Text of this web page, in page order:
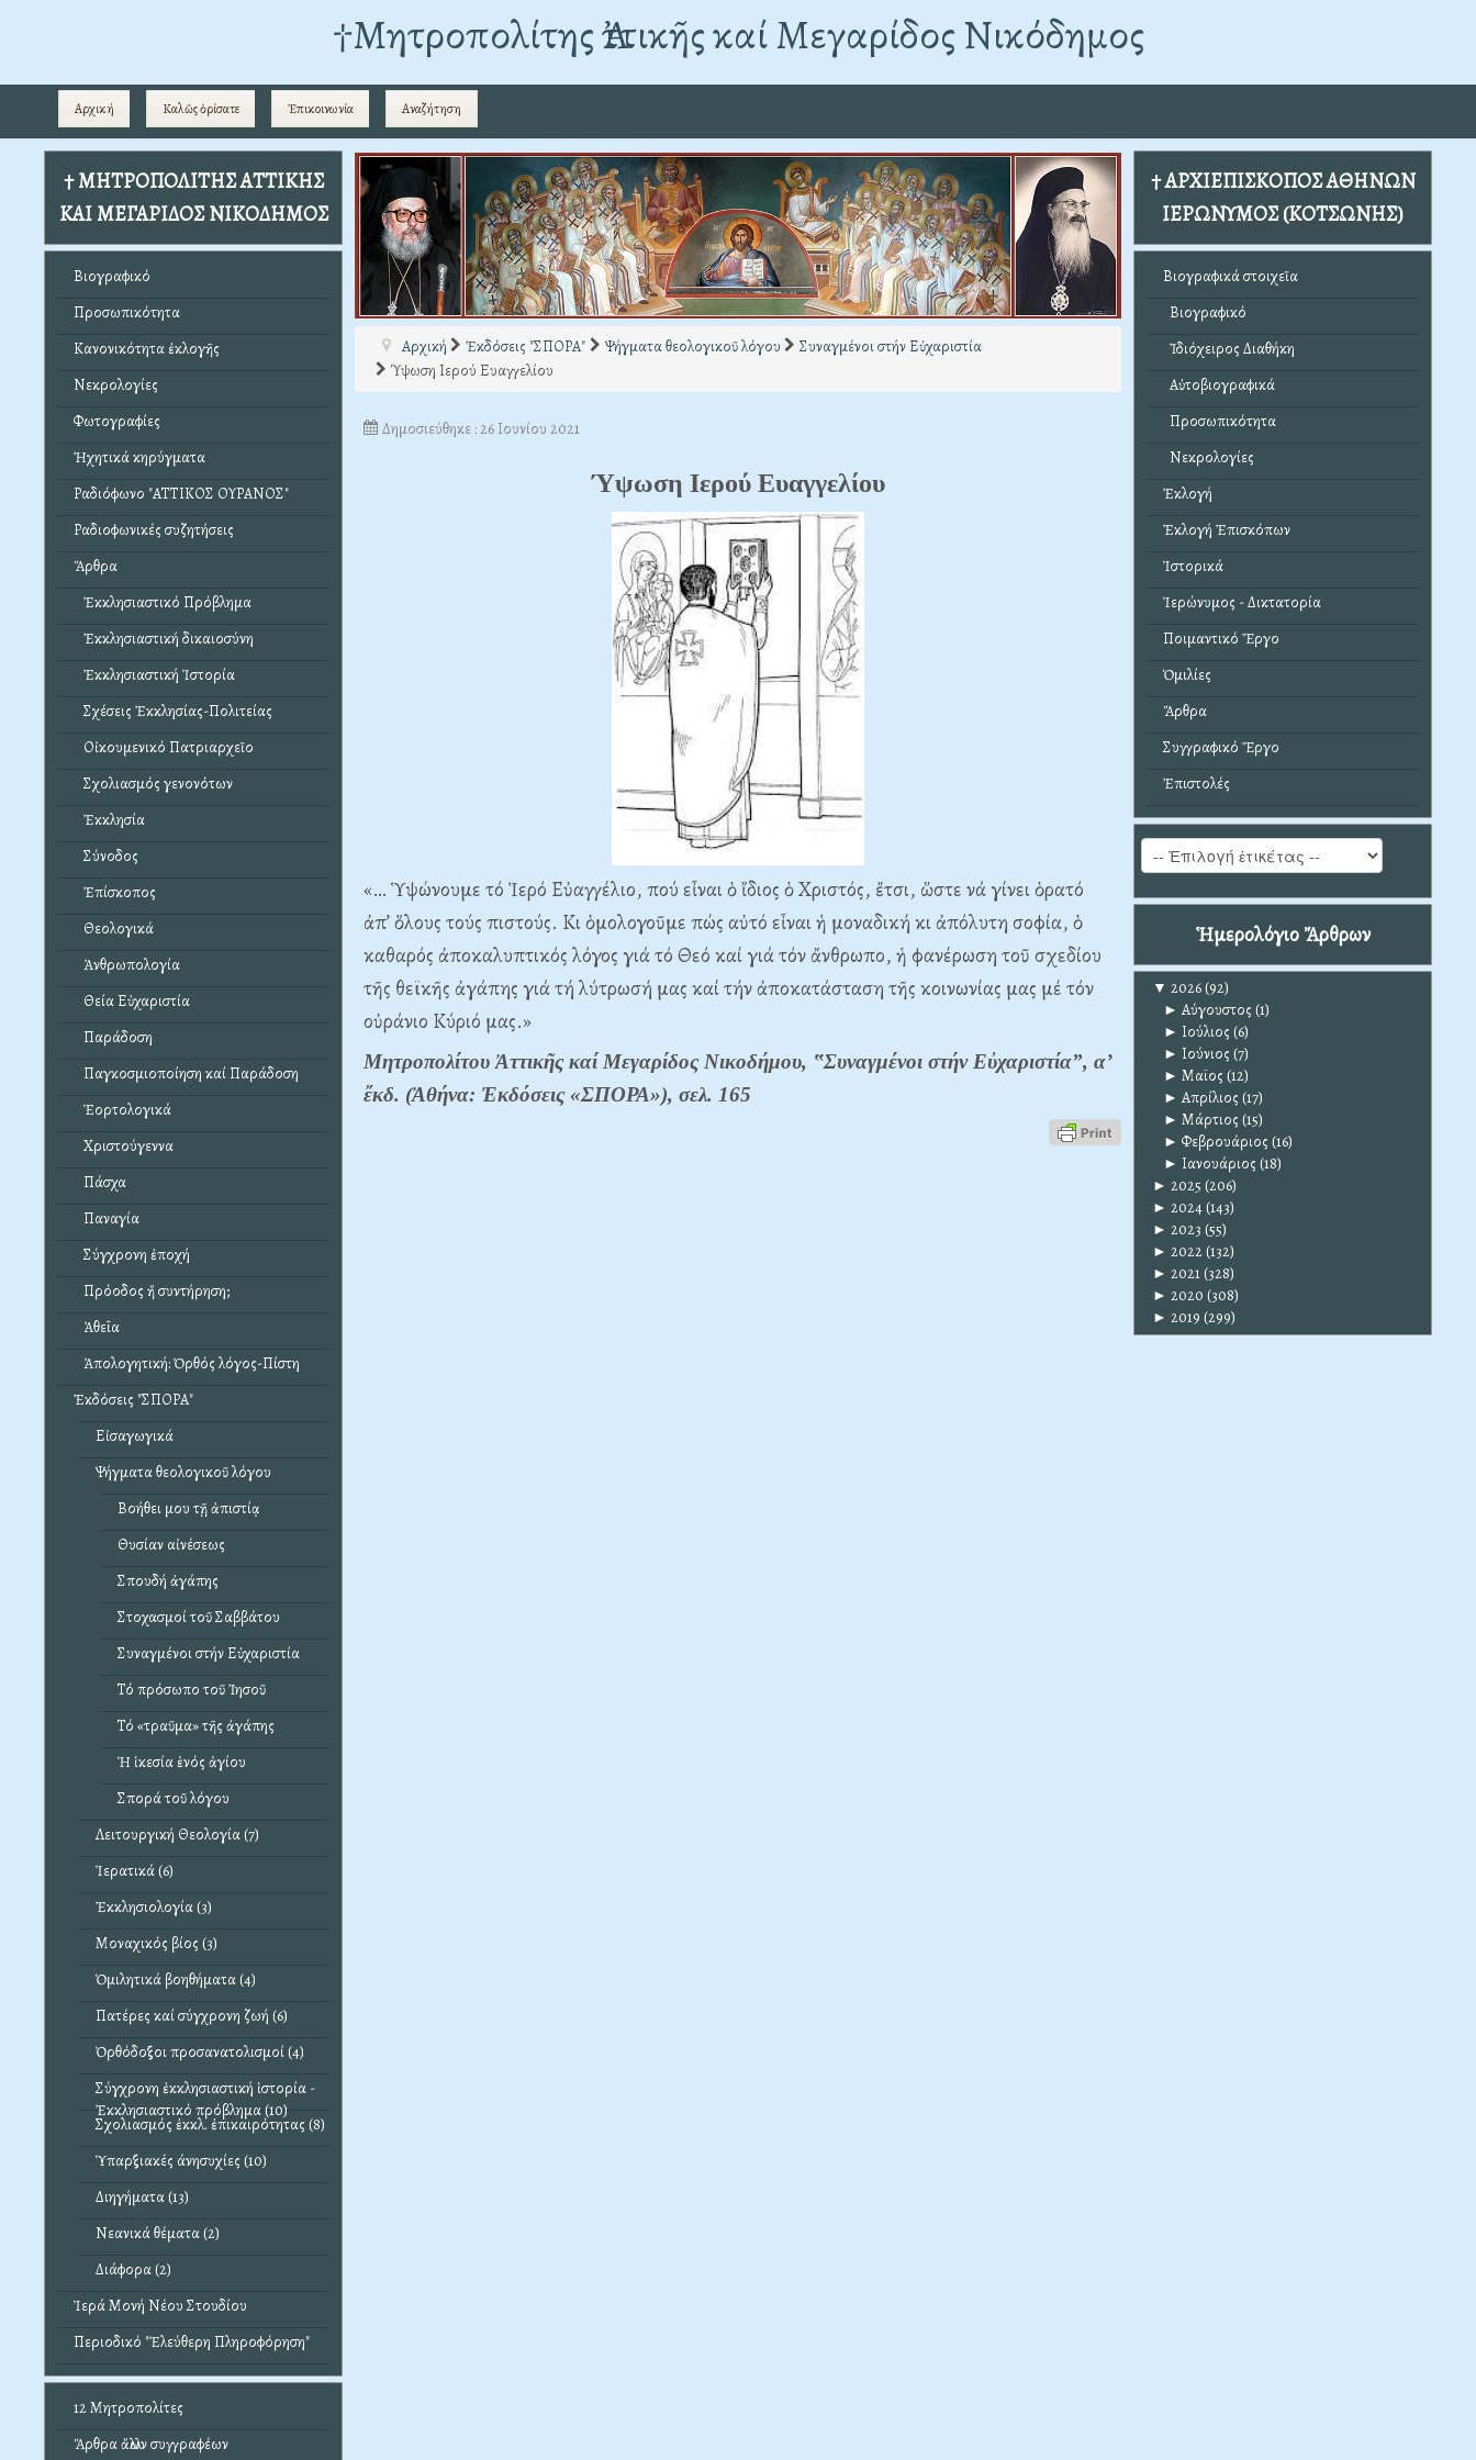
†Mητροπολίτης Ἀττικῆς καί Μεγαρίδος Νικόδημος
Αρχική Καλῶς ὁρίσατε Ἐπικοινωνία Αναζήτηση
† ΜΗΤΡΟΠΟΛΙΤΗΣ ΑΤΤΙΚΗΣ
ΚΑΙ ΜΕΓΑΡΙΔΟΣ ΝΙΚΟΔΗΜΟΣ
Βιογραφικό
Προσωπικότητα
Κανονικότητα ἐκλογῆς
Νεκρολογίες
Φωτογραφίες
Ἠχητικά κηρύγματα
Ραδιόφωνο "ΑΤΤΙΚΟΣ ΟΥΡΑΝΟΣ"
Ραδιοφωνικές συζητήσεις
Ἄρθρα
Ἐκκλησιαστικό Πρόβλημα
Ἐκκλησιαστική δικαιοσύνη
Ἐκκλησιαστική Ἱστορία
Σχέσεις Ἐκκλησίας-Πολιτείας
Οἰκουμενικό Πατριαρχεῖο
Σχολιασμός γενονότων
Ἐκκλησία
Σύνοδος
Ἐπίσκοπος
Θεολογικά
Ἀνθρωπολογία
Θεία Εὐχαριστία
Παράδοση
Παγκοσμιοποίηση καί Παράδοση
Ἑορτολογικά
Χριστούγεννα
Πάσχα
Παναγία
Σύγχρονη ἐποχή
Πρόοδος ἤ συντήρηση;
Ἀθεΐα
Ἀπολογητική: Ὀρθός λόγος-Πίστη
Ἐκδόσεις "ΣΠΟΡΑ"
Εἰσαγωγικά
Ψήγματα θεολογικοῦ λόγου
Βοήθει μου τῇ ἀπιστίᾳ
Θυσίαν αἰνέσεως
Σπουδή ἀγάπης
Στοχασμοί τοῦ Σαββάτου
Συναγμένοι στήν Εὐχαριστία
Τό πρόσωπο τοῦ Ἰησοῦ
Τό «τραῦμα» τῆς ἀγάπης
Ἡ ἱκεσία ἑνός ἁγίου
Σπορά τοῦ λόγου
Λειτουργική Θεολογία (7)
Ἱερατικά (6)
Ἐκκλησιολογία (3)
Μοναχικός βίος (3)
Ὁμιλητικά βοηθήματα (4)
Πατέρες καί σύγχρονη ζωή (6)
Ὀρθόδοξοι προσανατολισμοί (4)
Σύγχρονη ἐκκλησιαστική ἱστορία -
Ἐκκλησιαστικό πρόβλημα (10)
Σχολιασμός ἐκκλ. ἐπικαιρότητας (8)
Ὑπαρξιακές άνησυχίες (10)
Διηγήματα (13)
Νεανικά θέματα (2)
Διάφορα (2)
Ἱερά Μονή Νέου Στουδίου
Περιοδικό "Ἐλεύθερη Πληροφόρηση"
12 Μητροπολίτες
Ἄρθρα ἄλλων συγγραφέων
Αρχική Ἐκδόσεις "ΣΠΟΡΑ" Ψήγματα θεολογικοῦ λόγου
Συναγμένοι στήν Εὐχαριστία
Ύψωση Ιερού Ευαγγελίου
Δημοσιεύθηκε : 26 Ιουνίου 2021
Ύψωση Ιερού Ευαγγελίου
«… Ὑψώνουμε τό Ἱερό Εὐαγγέλιο, πού εἶναι ὁ ἴδιος ὁ Χριστός, ἔτσι, ὥστε νά γίνει ὁρατό
ἀπ’ ὅλους τούς πιστούς. Κι ὁμολογοῦμε πώς αὐτό εἶναι ἡ μοναδική κι ἀπόλυτη σοφία, ὁ
καθαρός ἀποκαλυπτικός λόγος γιά τό Θεό καί γιά τόν ἄνθρωπο, ἡ φανέρωση τοῦ σχεδίου
τῆς θεϊκῆς ἀγάπης γιά τή λύτρωσή μας καί τήν ἀποκατάσταση τῆς κοινωνίας μας μέ τόν
οὐράνιο Κύριό μας.»
Μητροπολίτου Ἀττικῆς καί Μεγαρίδος Νικοδήμου, ‟Συναγμένοι στήν Εὐχαριστία”, α’
ἔκδ. (Ἀθήνα: Ἐκδόσεις «ΣΠΟΡΑ»), σελ. 165
† ΑΡΧΙΕΠΙΣΚΟΠΟΣ ΑΘΗΝΩΝ
ΙΕΡΩΝΥΜΟΣ (ΚΟΤΣΩΝΗΣ)
Βιογραφικά στοιχεῖα
Βιογραφικό
Ἰδιόχειρος Διαθήκη
Αὐτοβιογραφικά
Προσωπικότητα
Νεκρολογίες
Ἐκλογή
Ἐκλογή Ἐπισκόπων
Ἱστορικά
Ἱερώνυμος - Δικτατορία
Ποιμαντικό Ἔργο
Ὁμιλίες
Ἄρθρα
Συγγραφικό Ἔργο
Ἐπιστολές
Ἡμερολόγιο Ἄρθρων
▼ 2026(92)
► Αύγουστος (1)
► Ιούλιος (6)
► Ιούνιος (7)
► Μαϊος (12)
► Απρίλιος (17)
► Μάρτιος (15)
► Φεβρουάριος (16)
► Ιανουάριος (18)
► 2025 (206)
► 2024(143)
► 2023 (55)
► 2022(132)
► 2021(328)
► 2020 (308)
► 2019 (299)